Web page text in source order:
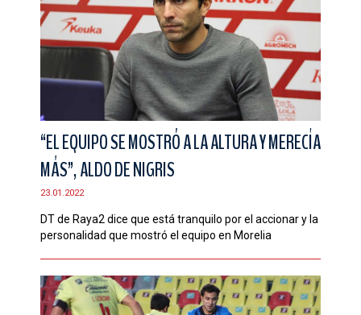
“EL EQUIPO SE MOSTRÓ A LA ALTURA Y MERECÍA
MÁS”, ALDO DE NIGRIS
23.01.2022
DT de Raya2 dice que está tranquilo por el accionar y la
personalidad que mostró el equipo en Morelia